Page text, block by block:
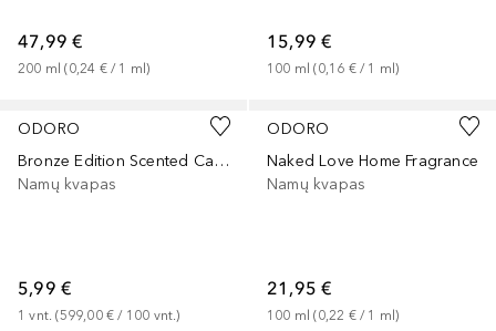
47,99 €
200 ml (0,24 € / 1 ml)
15,99 €
100 ml (0,16 € / 1 ml)
ODORO
Bronze Edition Scented Card Patchouli Jazz
Namų kvapas
5,99 €
1 vnt. (599,00 € / 100 vnt.)
ODORO
Naked Love Home Fragrance
Namų kvapas
21,95 €
100 ml (0,22 € / 1 ml)